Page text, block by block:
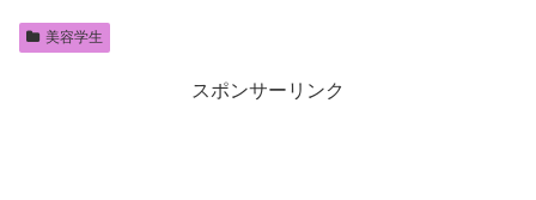
美容学生
スポンサーリンク